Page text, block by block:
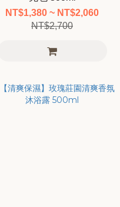
NT$1,380 ~ NT$2,060
NT$2,700